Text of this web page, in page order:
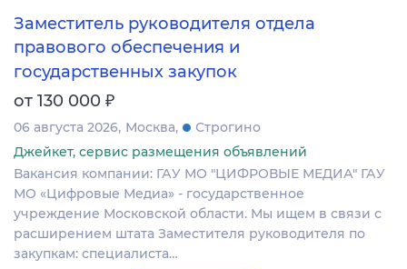
Заместитель руководителя отдела
правового обеспечения и
государственных закупок
от 130 000 ₽
06 августа 2026 Москва
Строгино
Джейкет, сервис размещения объявлений
Вакансия компании: ГАУ МО "ЦИФРОВЫЕ МЕДИА" ГАУ
МО «Цифровые Медиа» - государственное
учреждение Московской области. Мы ищем в связи с
расширением штата Заместителя руководителя по
закупкам: специалиста…